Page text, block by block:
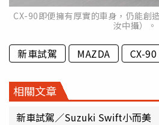
CX-90即便擁有厚實的車身，仍能創
汝中攝）。
新車試駕 MAZDA CX-90
相關文章
新車試駕／Suzuki Swift小而美